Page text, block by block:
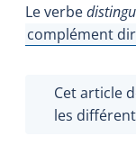
Le verbe
complément
Afficher
Cet article
les